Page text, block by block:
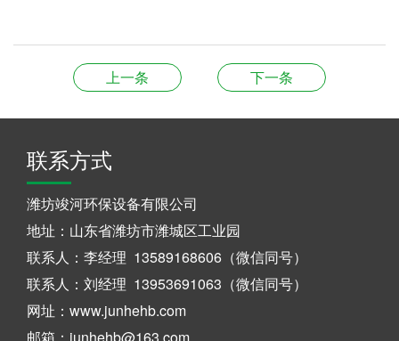
上一条 下一条
联系方式
潍坊竣河环保设备有限公司
地址：山东省潍坊市潍城区工业园
联系人：李经理 13589168606（微信同号）
联系人：刘经理 13953691063（微信同号）
网址：www.junhehb.com
邮箱：junhehb@163.com